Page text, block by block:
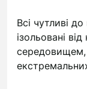
Всі чутливі
ізольовані
середовищем,